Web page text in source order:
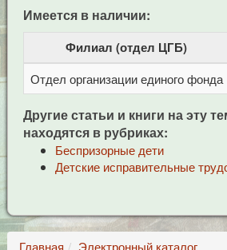
Имеется в наличии:
Филиал (отдел ЦГБ)
Отдел организации единого фонда
Другие статьи и книги на эту
находятся в рубриках:
Беспризорные дети
Детские исправительные
Главная
Электронный каталог